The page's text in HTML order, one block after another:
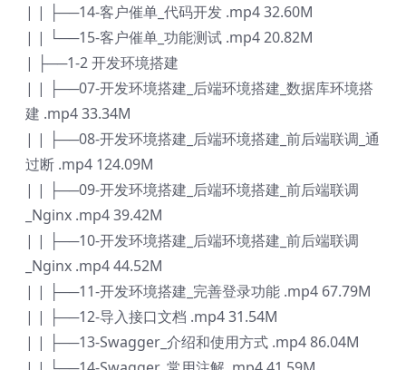
| | ├──14-客户催单_代码开发 .mp4 32.60M
| | └──15-客户催单_功能测试 .mp4 20.82M
| ├──1-2 开发环境搭建
| | ├──07-开发环境搭建_后端环境搭建_数据库环境搭
建 .mp4 33.34M
| | ├──08-开发环境搭建_后端环境搭建_前后端联调_通
过断 .mp4 124.09M
| | ├──09-开发环境搭建_后端环境搭建_前后端联调
_Nginx .mp4 39.42M
| | ├──10-开发环境搭建_后端环境搭建_前后端联调
_Nginx .mp4 44.52M
| | ├──11-开发环境搭建_完善登录功能 .mp4 67.79M
| | ├──12-导入接口文档 .mp4 31.54M
| | ├──13-Swagger_介绍和使用方式 .mp4 86.04M